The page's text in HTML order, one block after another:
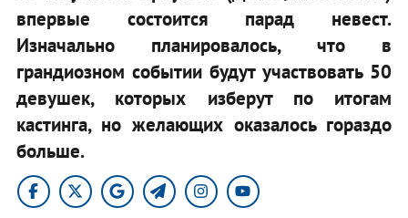
впервые состоится парад невест.
Изначально планировалось, что в
грандиозном событии будут участвовать 50
девушек, которых изберут по итогам
кастинга, но желающих оказалось гораздо
больше.